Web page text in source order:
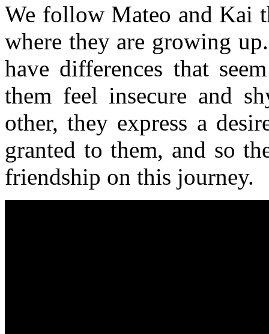
We follow Mateo and Kai
where they are growing
have differences that
them feel insecure and
other, they express a
granted to them, and so
friendship on this journey.